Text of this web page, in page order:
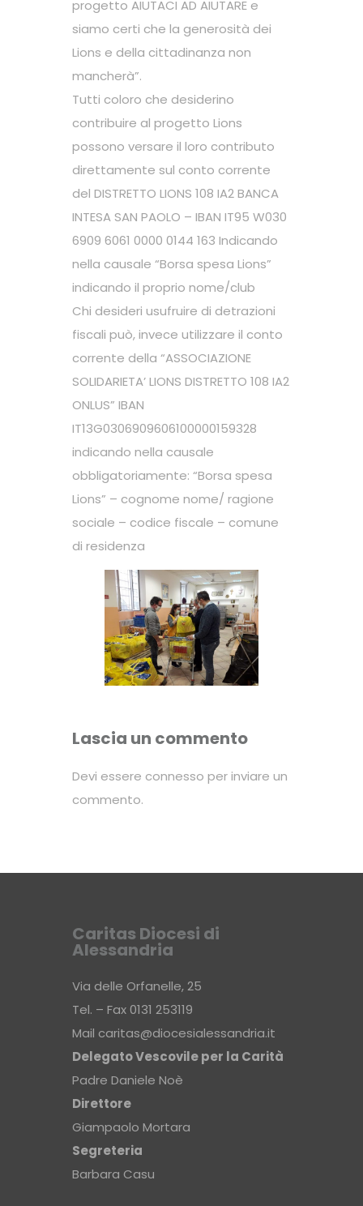
progetto AIUTACI AD AIUTARE e
siamo certi che la generosità dei
Lions e della cittadinanza non
mancherà”.
Tutti coloro che desiderino
contribuire al progetto Lions
possono versare il loro contributo
direttamente sul conto corrente
del DISTRETTO LIONS 108 IA2 BANCA
INTESA SAN PAOLO – IBAN IT95 W030
6909 6061 0000 0144 163 Indicando
nella causale “Borsa spesa Lions”
indicando il proprio nome/club
Chi desideri usufruire di detrazioni
fiscali può, invece utilizzare il conto
corrente della “ASSOCIAZIONE
SOLIDARIETA’ LIONS DISTRETTO 108 IA2
ONLUS” IBAN
IT13G0306909606100000159328
indicando nella causale
obbligatoriamente: “Borsa spesa
Lions” – cognome nome/ ragione
sociale – codice fiscale – comune
di residenza
Lascia un commento
Devi essere connesso per inviare un
commento.
Caritas Diocesi di
Alessandria
Via delle Orfanelle, 25
Tel. – Fax 0131 253119
Mail caritas@diocesialessandria.it
Delegato Vescovile per la Carità
Padre Daniele Noè
Direttore
Giampaolo Mortara
Segreteria
Barbara Casu